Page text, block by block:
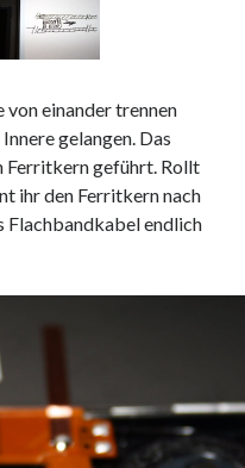
einander trennen
gelangen. Das
Ferritkern geführt. Rollt
ihr den Ferritkern nach
Flachbandkabel endlich